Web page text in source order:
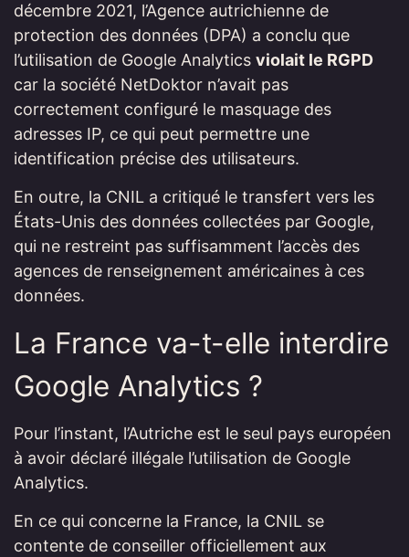
décembre 2021, l’Agence autrichienne de
protection des données (DPA) a conclu que
l’utilisation de Google Analytics violait le RGPD
car la société NetDoktor n’avait pas
correctement configuré le masquage des
adresses IP, ce qui peut permettre une
identification précise des utilisateurs.
En outre, la CNIL a critiqué le transfert vers les
États-Unis des données collectées par Google,
qui ne restreint pas suffisamment l’accès des
agences de renseignement américaines à ces
données.
La France va-t-elle interdire
Google Analytics ?
Pour l’instant, l’Autriche est le seul pays européen
à avoir déclaré illégale l’utilisation de Google
Analytics.
En ce qui concerne la France, la CNIL se
contente de conseiller officiellement aux